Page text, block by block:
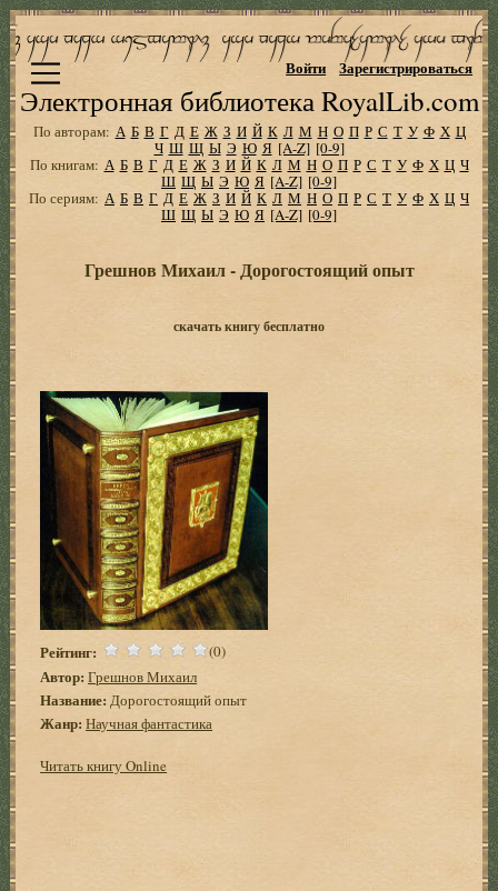
Электронная библиотека RoyalLib.com
Войти Зарегистрироваться
По авторам: А Б В Г Д Е Ж З И Й К Л М Н О П Р С Т У Ф Х Ц
Ч Ш Щ Ы Э Ю Я [A-Z] [0-9]
По книгам: А Б В Г Д Е Ж З И Й К Л М Н О П Р С Т У Ф Х Ц Ч
Ш Щ Ы Э Ю Я [A-Z] [0-9]
По сериям: А Б В Г Д Е Ж З И Й К Л М Н О П Р С Т У Ф Х Ц Ч
Ш Щ Ы Э Ю Я [A-Z] [0-9]
Грешнов Михаил - Дорогостоящий опыт
скачать книгу бесплатно
Рейтинг: (0)
Автор: Грешнов Михаил
Название: Дорогостоящий опыт
Жанр: Научная фантастика
Читать книгу Online